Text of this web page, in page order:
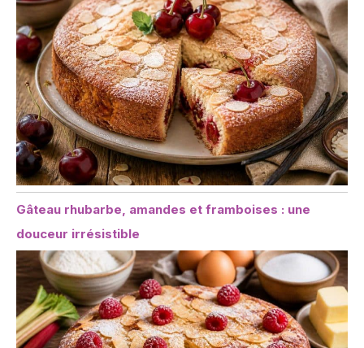
Gâteau rhubarbe, amandes et framboises : une
douceur irrésistible